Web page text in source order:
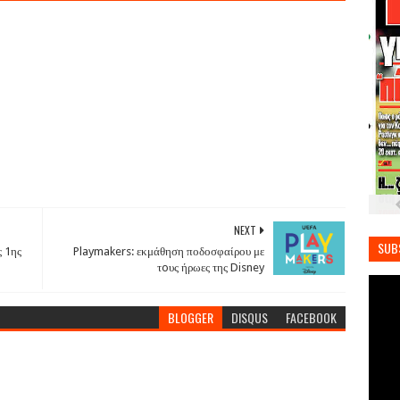
NEXT
Playmakers: εκμάθηση ποδοσφαίρου με
τoυς ήρωες της Disney
1ης
BLOGGER DISQUS FACEBOOK